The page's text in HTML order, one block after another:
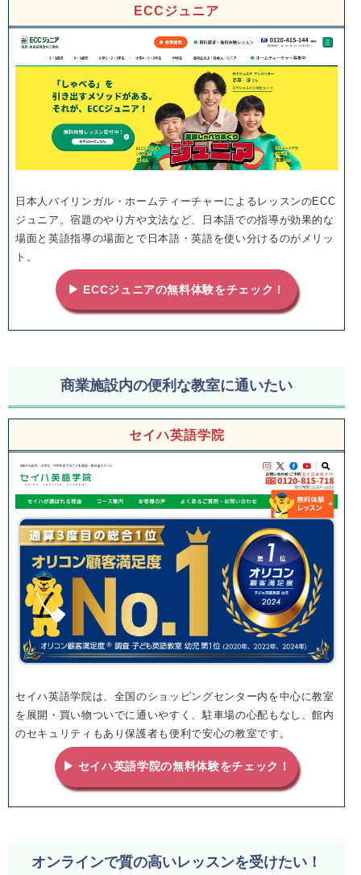
ECCジュニア
日本人バイリンガル・ホームティーチャーによるレッスンのECC
ジュニア。宿題のやり方や文法など、日本語での指導が効果的な
場面と英語指導の場面とで日本語・英語を使い分けるのがメリッ
ト。
▶ ECCジュニアの無料体験をチェック！
商業施設内の便利な教室に通いたい
セイハ英語学院
セイハ英語学院は、全国のショッピングセンター内を中心に教室
を展開・買い物ついでに通いやすく、駐車場の心配もなし、館内
のセキュリティもあり保護者も便利で安心の教室です。
▶ セイハ英語学院の無料体験をチェック！
オンラインで質の高いレッスンを受けたい！